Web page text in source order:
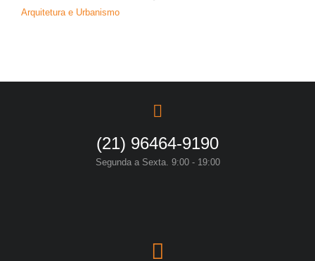
Arquitetura e Urbanismo
(21) 96464-9190
Segunda a Sexta. 9:00 - 19:00